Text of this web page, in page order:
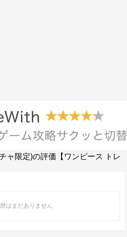
ャ限定)の評価【ワンピース トレ